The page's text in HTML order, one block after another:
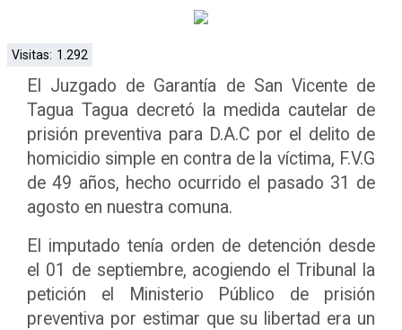
Visitas: 1.292
El Juzgado de Garantía de San Vicente de
Tagua Tagua decretó la medida cautelar de
prisión preventiva para D.A.C por el delito de
homicidio simple en contra de la víctima, F.V.G
de 49 años, hecho ocurrido el pasado 31 de
agosto en nuestra comuna.
El imputado tenía orden de detención desde
el 01 de septiembre, acogiendo el Tribunal la
petición el Ministerio Público de prisión
preventiva por estimar que su libertad era un